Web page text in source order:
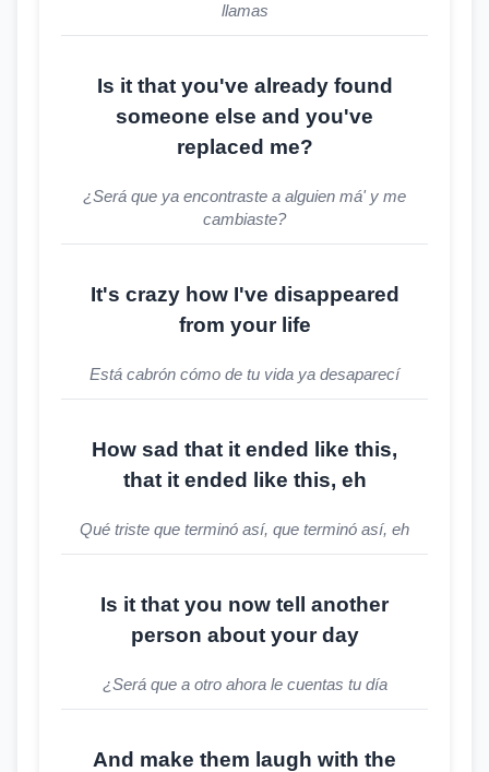
llamas
Is it that you've already found
someone else and you've
replaced me?
¿Será que ya encontraste a alguien má' y me
cambiaste?
It's crazy how I've disappeared
from your life
Está cabrón cómo de tu vida ya desaparecí
How sad that it ended like this,
that it ended like this, eh
Qué triste que terminó así, que terminó así, eh
Is it that you now tell another
person about your day
¿Será que a otro ahora le cuentas tu día
And make them laugh with the